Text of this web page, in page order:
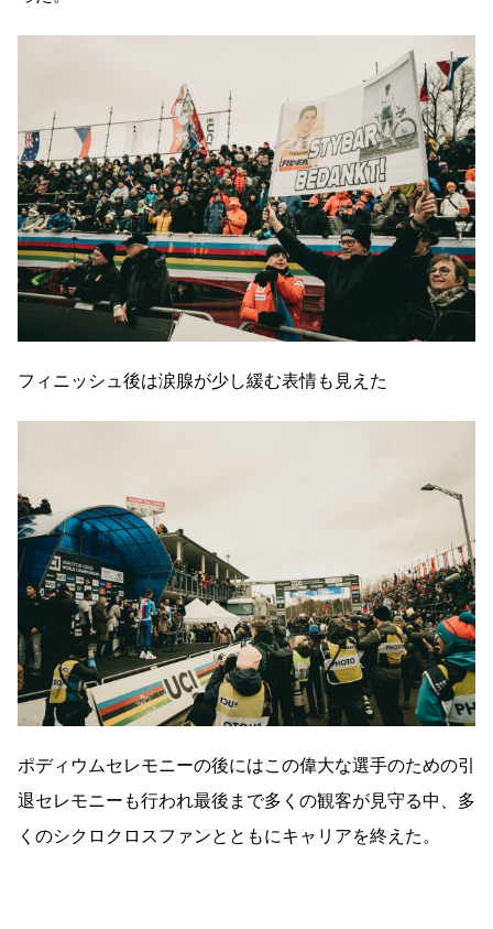
フィニッシュ後は涙腺が少し緩む表情も見えた
ポディウムセレモニーの後にはこの偉大な選手のための引
退セレモニーも行われ最後まで多くの観客が見守る中、多
くのシクロクロスファンとともにキャリアを終えた。